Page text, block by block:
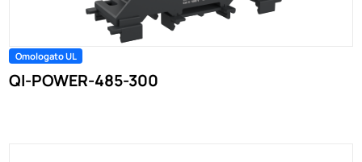
Omologato UL
QI-POWER-485-300